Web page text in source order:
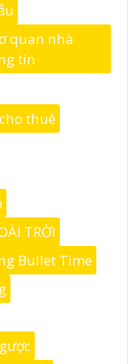
quan nhà
tin
thuê
TRỜI
Bullet Time